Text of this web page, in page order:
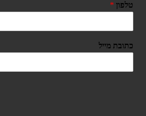
טלפון *
כתובת מייל